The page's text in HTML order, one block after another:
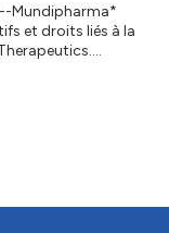
Mundipharma*
et droits liés à la
de la
invasive est une